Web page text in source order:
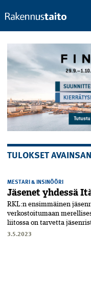
TULOKSET
MESTARI & INSINÖÖRI
Jäsenet yhdessä
RKL:n ensimmäinen
verkostoitumaan
liitossa on tarvetta
3.5.2023